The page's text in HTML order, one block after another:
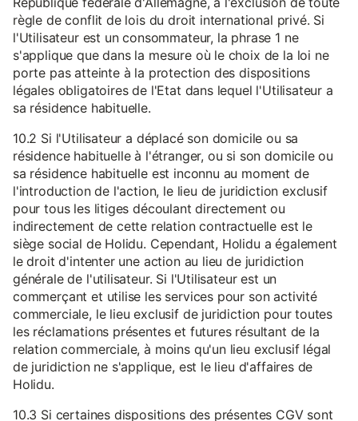
règle de conflit de lois du droit international privé. Si
l'Utilisateur est un consommateur, la phrase 1 ne
s'applique que dans la mesure où le choix de la loi ne
porte pas atteinte à la protection des dispositions
légales obligatoires de l'Etat dans lequel l'Utilisateur a
sa résidence habituelle.
10.2 Si l'Utilisateur a déplacé son domicile ou sa
résidence habituelle à l'étranger, ou si son domicile ou
sa résidence habituelle est inconnu au moment de
l'introduction de l'action, le lieu de juridiction exclusif
pour tous les litiges découlant directement ou
indirectement de cette relation contractuelle est le
siège social de Holidu. Cependant, Holidu a également
le droit d'intenter une action au lieu de juridiction
générale de l'utilisateur. Si l'Utilisateur est un
commerçant et utilise les services pour son activité
commerciale, le lieu exclusif de juridiction pour toutes
les réclamations présentes et futures résultant de la
relation commerciale, à moins qu'un lieu exclusif légal
de juridiction ne s'applique, est le lieu d'affaires de
Holidu.
10.3 Si certaines dispositions des présentes CGV sont